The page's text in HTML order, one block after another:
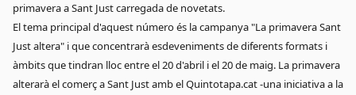
primavera a Sant Just carregada de novetats.
El tema principal d'aquest número és la campanya "La primavera Sant
Just altera" i que concentrarà esdeveniments de diferents formats i
àmbits que tindran lloc entre el 20 d'abril i el 20 de maig. La primavera
alterarà el comerç a Sant Just amb el Quintotapa.cat -una iniciativa a la